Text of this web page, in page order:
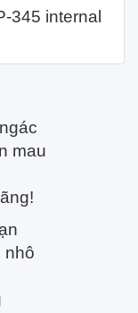
345 internal
mau
nhô